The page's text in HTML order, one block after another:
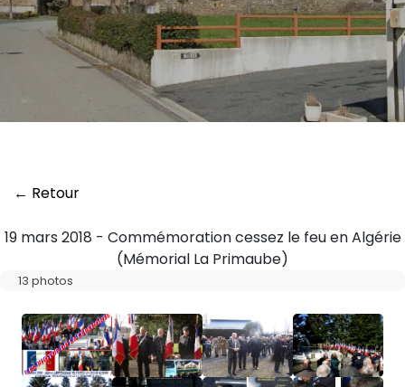
← Retour
19 mars 2018 - Commémoration cessez le feu en Algérie
(Mémorial La Primaube)
13 photos